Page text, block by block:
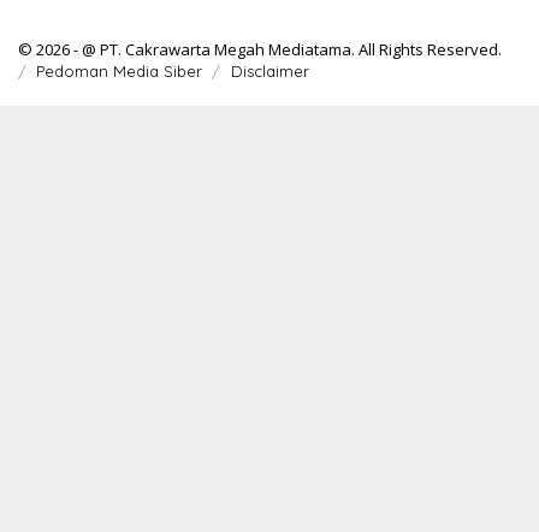
© 2026 - @ PT. Cakrawarta Megah Mediatama. All Rights Reserved.
Pedoman Media Siber Disclaimer